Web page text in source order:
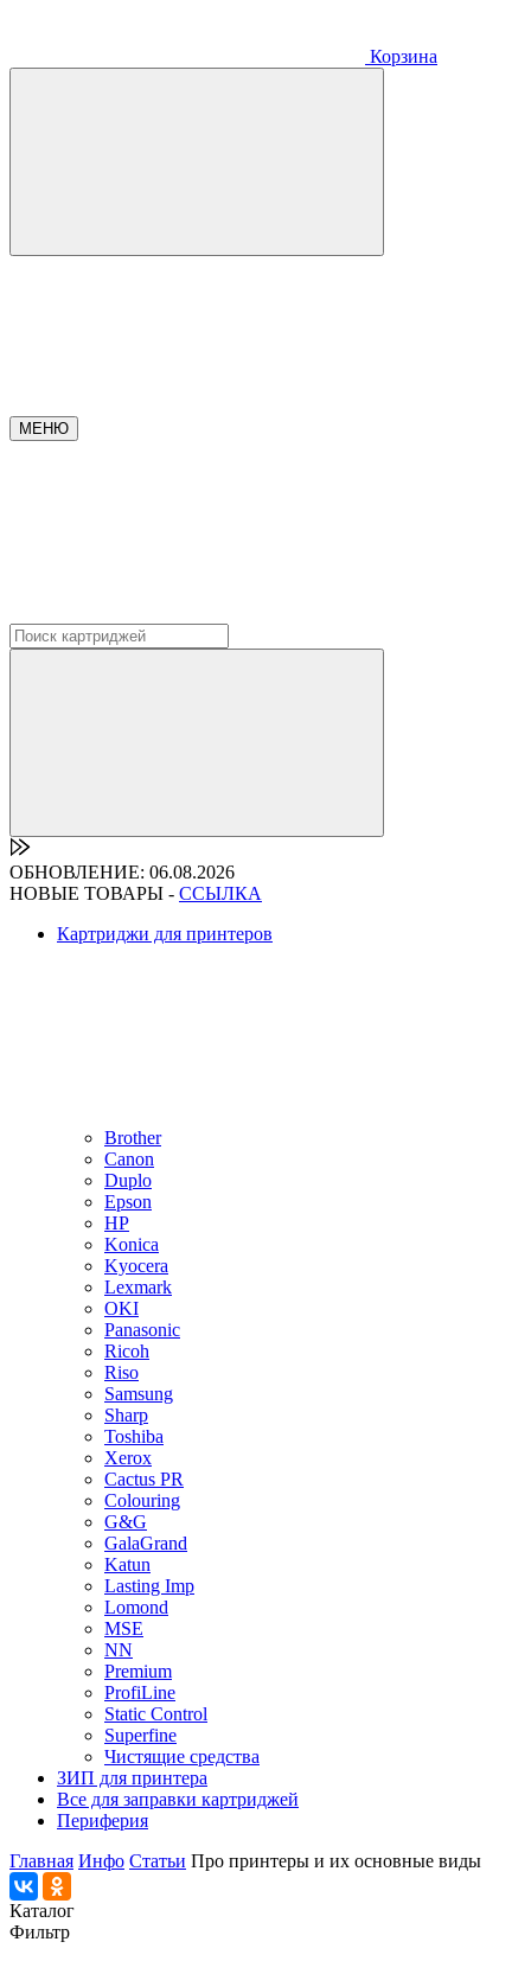
Корзина
МЕНЮ
ОБНОВЛЕНИЕ: 06.08.2026
НОВЫЕ ТОВАРЫ - ССЫЛКА
Картриджи для принтеров
Brother
Canon
Duplo
Epson
HP
Konica
Kyocera
Lexmark
OKI
Panasonic
Ricoh
Riso
Samsung
Sharp
Toshiba
Xerox
Cactus PR
Colouring
G&G
GalaGrand
Katun
Lasting Imp
Lomond
MSE
NN
Premium
ProfiLine
Static Control
Superfine
Чистящие средства
ЗИП для принтера
Все для заправки картриджей
Периферия
Главная Инфо Статьи Про принтеры и их основные виды
Каталог
Фильтр